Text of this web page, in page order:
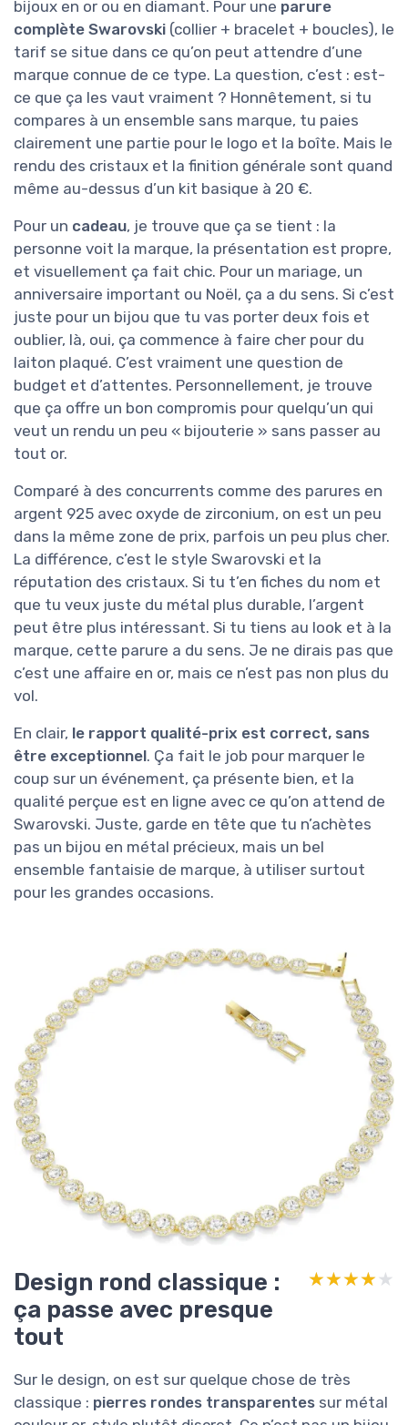
bijoux en or ou en diamant. Pour une parure
complète Swarovski (collier + bracelet + boucles), le
tarif se situe dans ce qu’on peut attendre d’une
marque connue de ce type. La question, c’est : est-
ce que ça les vaut vraiment ? Honnêtement, si tu
compares à un ensemble sans marque, tu paies
clairement une partie pour le logo et la boîte. Mais le
rendu des cristaux et la finition générale sont quand
même au-dessus d’un kit basique à 20 €.
Pour un cadeau, je trouve que ça se tient : la
personne voit la marque, la présentation est propre,
et visuellement ça fait chic. Pour un mariage, un
anniversaire important ou Noël, ça a du sens. Si c’est
juste pour un bijou que tu vas porter deux fois et
oublier, là, oui, ça commence à faire cher pour du
laiton plaqué. C’est vraiment une question de
budget et d’attentes. Personnellement, je trouve
que ça offre un bon compromis pour quelqu’un qui
veut un rendu un peu « bijouterie » sans passer au
tout or.
Comparé à des concurrents comme des parures en
argent 925 avec oxyde de zirconium, on est un peu
dans la même zone de prix, parfois un peu plus cher.
La différence, c’est le style Swarovski et la
réputation des cristaux. Si tu t’en fiches du nom et
que tu veux juste du métal plus durable, l’argent
peut être plus intéressant. Si tu tiens au look et à la
marque, cette parure a du sens. Je ne dirais pas que
c’est une affaire en or, mais ce n’est pas non plus du
vol.
En clair, le rapport qualité-prix est correct, sans
être exceptionnel. Ça fait le job pour marquer le
coup sur un événement, ça présente bien, et la
qualité perçue est en ligne avec ce qu’on attend de
Swarovski. Juste, garde en tête que tu n’achètes
pas un bijou en métal précieux, mais un bel
ensemble fantaisie de marque, à utiliser surtout
pour les grandes occasions.
Design rond classique :
ça passe avec presque
tout
★★★★★
★★★★★
Sur le design, on est sur quelque chose de très
classique : pierres rondes transparentes sur métal